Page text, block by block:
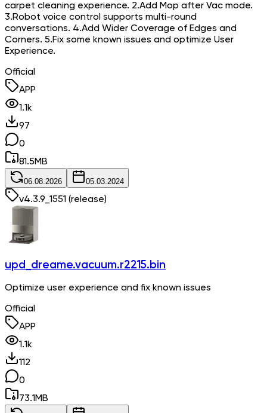
carpet cleaning experience. 2.Add Mop after Vac mode.
3.Robot voice control supports multi-round
conversations. 4.Add Wider Coverage of Edges and
Corners. 5.Fix some known issues and optimize User
Experience.
Official
APP
1.1k
97
0
81.5MB
06.08.2026 05.03.2024
v4.3.9_1551 (release)
upd_dreame.vacuum.r2215.bin
Optimize user experience and fix known issues
Official
APP
1.1k
112
0
73.1MB